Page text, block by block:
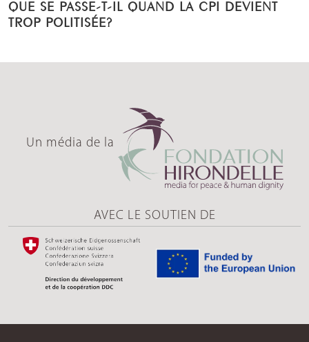
QUE SE PASSE-T-IL QUAND LA CPI DEVIENT
TROP POLITISÉE?
Un média de la
AVEC LE SOUTIEN DE